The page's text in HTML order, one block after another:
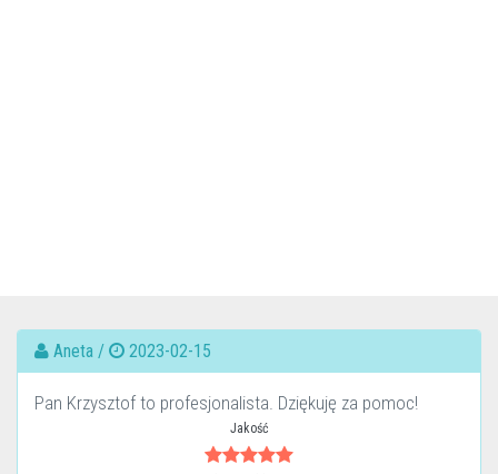
Aneta / 2023-02-15
Pan Krzysztof to profesjonalista. Dziękuję za pomoc!
Jakość